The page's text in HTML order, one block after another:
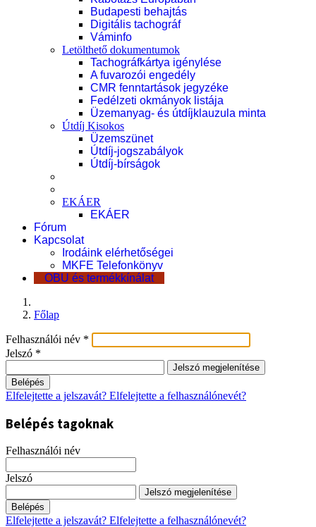
Budapesti behajtás
Digitális tachográf
Váminfo
Letölthető dokumentumok
Tachográfkártya igénylése
A fuvarozói engedély
CMR fenntartások jegyzéke
Fedélzeti okmányok listája
Üzemanyag- és útdíjklauzula minta
Útdíj Kisokos
Üzemszünet
Útdíj-jogszabályok
Útdíj-bírságok
EKÁER
EKÁER
Fórum
Kapcsolat
Irodáink elérhetőségei
MKFE Telefonkönyv
OBU és termékkínálat
Főlap
Felhasználói név *
Jelszó *
Jelszó megjelenítése
Belépés
Elfelejtette a jelszavát? Elfelejtette a felhasználónevét?
Belépés tagoknak
Felhasználói név
Jelszó
Jelszó megjelenítése
Belépés
Elfelejtette a jelszavát? Elfelejtette a felhasználónevét?